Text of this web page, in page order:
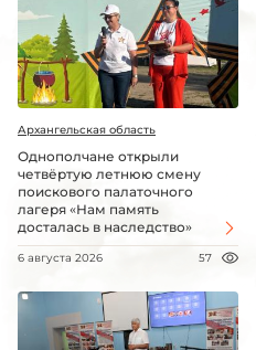
Архангельская область
Однополчане открыли
четвёртую летнюю смену
поискового палаточного
лагеря «Нам память
досталась в наследство»
6 августа 2026 57